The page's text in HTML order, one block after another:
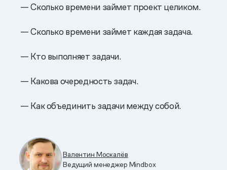
— Сколько времени займет проект целиком.
— Сколько времени займет каждая задача.
— Кто выполняет задачи.
— Какова очередность задач.
— Как объединить задачи между собой.
Валентин Москалёв
Ведущий менеджер Mindbox